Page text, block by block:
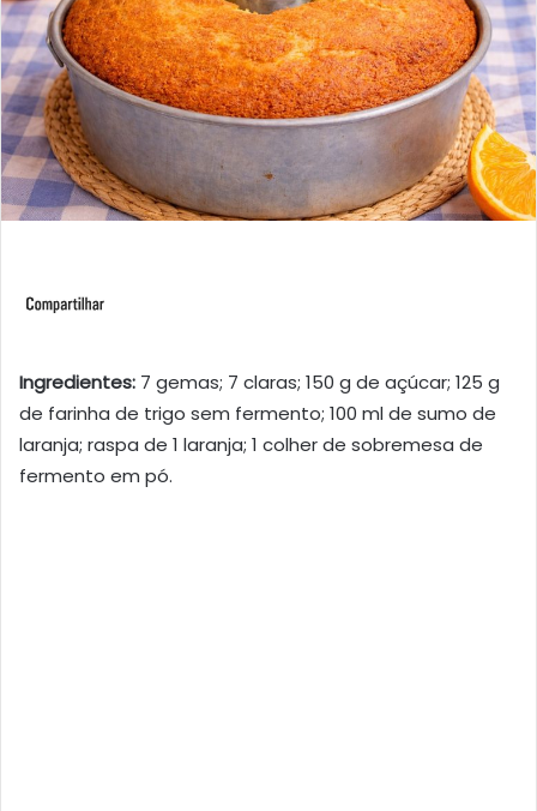
Ingredientes: 7 gemas; 7 claras; 150 g de açúcar; 125 g
de farinha de trigo sem fermento; 100 ml de sumo de
laranja; raspa de 1 laranja; 1 colher de sobremesa de
fermento em pó.